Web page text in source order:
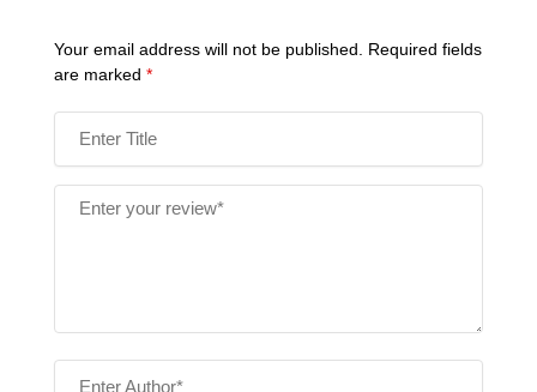
Your email address will not be published. Required fields
are marked *